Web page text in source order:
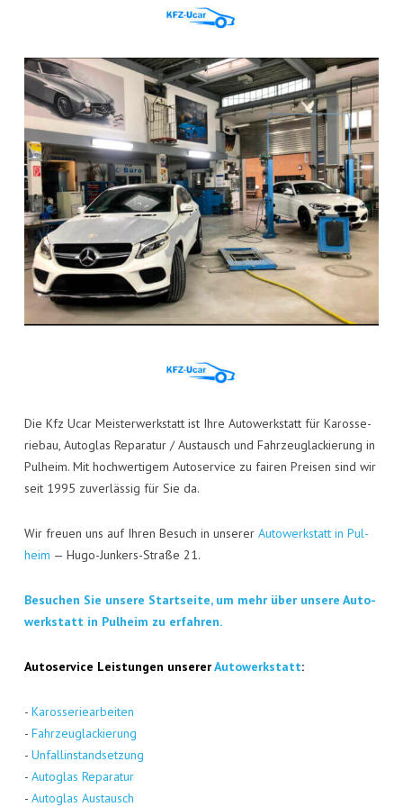
Die Kfz Ucar Meis­ter­werk­statt ist Ihre Auto­werk­statt für Karos­se­
rie­bau, Auto­glas Repa­ra­tur / Aus­tausch und Fahr­zeug­la­ckie­rung in
Pul­heim. Mit hoch­wer­ti­gem Auto­ser­vice zu fai­ren Prei­sen sind wir
seit 1995 zuver­läs­sig für Sie da.
Wir freu­en uns auf Ihren Besuch in unse­rer Auto­werk­statt in Pul­
heim — Hugo-Jun­kers-Stra­ße 21.
Besu­chen Sie unse­re Start­sei­te, um mehr über unse­re Auto­
werk­statt in Pul­heim zu erfahren.
Auto­ser­vice Leis­tun­gen unse­rerAuto­werk­statt:
- Karos­se­rie­ar­bei­ten
- Fahr­zeug­la­ckie­rung
- Unfall­in­stand­set­zung
- Auto­glas Repa­ra­tur
- Auto­glas Aus­tausch